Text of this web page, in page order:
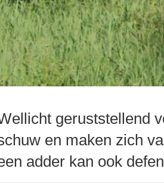
geruststellend
en maken zich
adder kan ook